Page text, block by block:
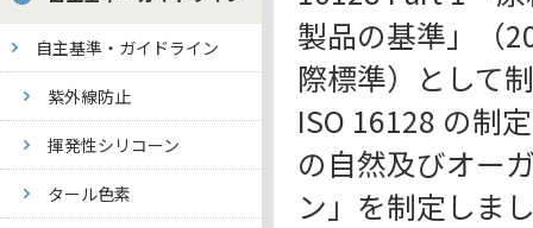
自主基準・ガイドライン
紫外線防止
揮発性シリコーン
タール色素
製品の基準」（
際標準）として
ISO 16128 の制
の自然及びオー
ン」を制定しま